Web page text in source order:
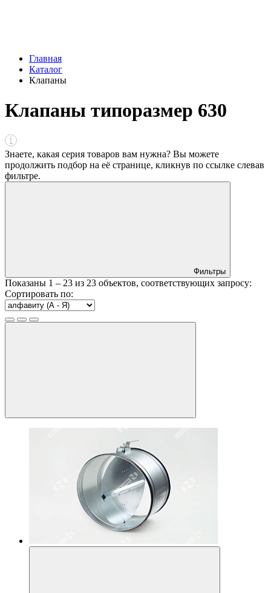
Главная
Каталог
Клапаны
Клапаны типоразмер 630
Знаете, какая серия товаров вам нужна? Вы можете
продолжить подбор на её странице, кликнув по ссылке слевав
фильтре.
Фильтры
Показаны 1 – 23 из 23 объектов, соответствующих запросу:
Сортировать по: